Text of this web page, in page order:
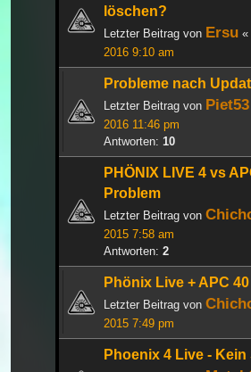
löschen?
Letzter Beitrag von Ersu «
2016 9:10 am
Probleme nach
Letzter Beitrag von Piet53
2016 11:46 pm
Antworten: 10
PHÖNIX LIVE 4 vs
Problem
Letzter Beitrag von
2015 7:58 am
Antworten: 2
Phönix Live + APC
Letzter Beitrag von
2015 7:49 pm
Phoenix 4 Live - Kein